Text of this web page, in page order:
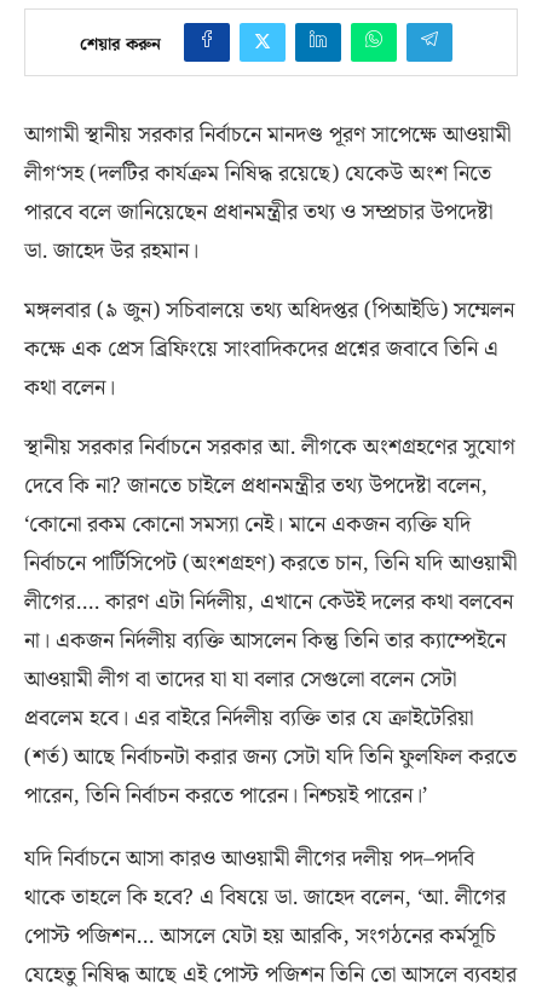
শেয়ার করুন
আগামী স্থানীয় সরকার নির্বাচনে মানদণ্ড পূরণ সাপেক্ষে আওয়ামী
লীগ‘সহ(দলটির কার্যক্রম নিষিদ্ধ রয়েছে) যেকেউ অংশ নিতে
পারবে বলে জানিয়েছেন প্রধানমন্ত্রীর তথ্য ও সম্প্রচার উপদেষ্টা
ডা.জাহেদ উর রহমান।
মঙ্গলবার(৯ জুন)সচিবালয়ে তথ্য অধিদপ্তর(পিআইডি)সম্মেলন
কক্ষে এক প্রেস ব্রিফিংয়ে সাংবাদিকদের প্রশ্নের জবাবে তিনি এ
কথা বলেন।
স্থানীয় সরকার নির্বাচনে সরকার আ.লীগকে অংশগ্রহণের সুযোগ
দেবে কি না?জানতে চাইলে প্রধানমন্ত্রীর তথ্য উপদেষ্টা বলেন,
‘কোনো রকম কোনো সমস্যা নেই। মানে একজন ব্যক্তি যদি
নির্বাচনে পার্টিসিপেট(অংশগ্রহণ)করতে চান,তিনি যদি আওয়ামী
লীগের….কারণ এটা নির্দলীয়, এখানে কেউই দলের কথা বলবেন
না। একজন নির্দলীয় ব্যক্তি আসলেন কিন্তু তিনি তার ক্যাম্পেইনে
আওয়ামী লীগ বা তাদের যা যা বলার সেগুলো বলেন সেটা
প্রবলেম হবে। এর বাইরে নির্দলীয় ব্যক্তি তার যে ক্রাইটেরিয়া
(শর্ত)আছে নির্বাচনটা করার জন্য সেটা যদি তিনি ফুলফিল করতে
পারেন,তিনি নির্বাচন করতে পারেন। নিশ্চয়ই পারেন।’
যদি নির্বাচনে আসা কারও আওয়ামী লীগের দলীয় পদ–পদবি
থাকে তাহলে কি হবে? এ বিষয়ে ডা.জাহেদ বলেন, ‘আ.লীগের
পোস্ট পজিশন…আসলে যেটা হয় আরকি,সংগঠনের কর্মসূচি
যেহেতু নিষিদ্ধ আছে এই পোস্ট পজিশন তিনি তো আসলে ব্যবহার